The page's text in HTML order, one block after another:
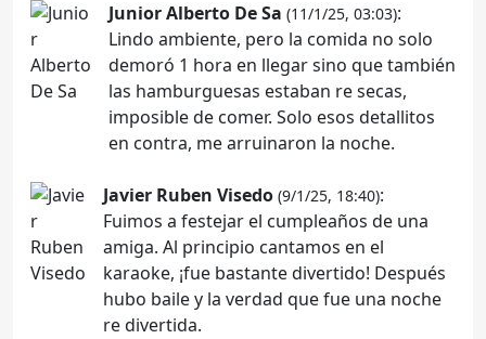
Junior Alberto De Sa (11/1/25, 03:03):
Lindo ambiente, pero la comida no solo
demoró 1 hora en llegar sino que también
las hamburguesas estaban re secas,
imposible de comer. Solo esos detallitos
en contra, me arruinaron la noche.
Javier Ruben Visedo (9/1/25, 18:40):
Fuimos a festejar el cumpleaños de una
amiga. Al principio cantamos en el
karaoke, ¡fue bastante divertido! Después
hubo baile y la verdad que fue una noche
re divertida.